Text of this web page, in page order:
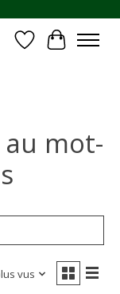
Liste dePanier
mot-
vus